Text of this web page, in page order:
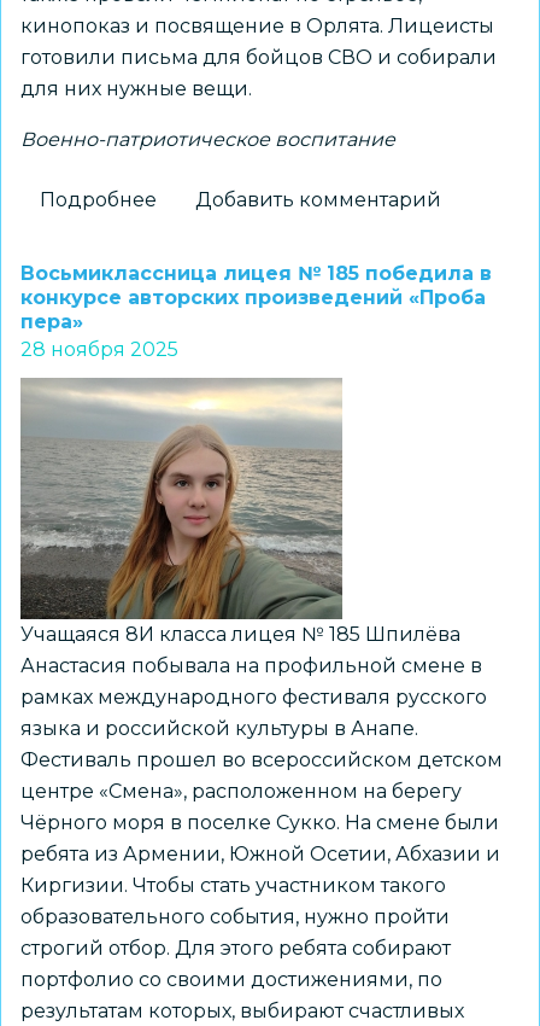
кинопоказ и посвящение в Орлята. Лицеисты
готовили письма для бойцов СВО и собирали
для них нужные вещи.
Военно-патриотическое воспитание
Подробнее
в
прошла
в
Новосибирском
городском
педагогическом
лицее
им.
А.С
Пушкина
Добавить комментарий
Восьмиклассница лицея № 185 победила в
конкурсе авторских произведений «Проба
пера»
28 ноября 2025
Учащаяся 8И класса лицея № 185 Шпилёва
Анастасия побывала на профильной смене в
рамках международного фестиваля русского
языка и российской культуры в Анапе.
Фестиваль прошел во всероссийском детском
центре «Смена», расположенном на берегу
Чёрного моря в поселке Сукко. На смене были
ребята из Армении, Южной Осетии, Абхазии и
Киргизии. Чтобы стать участником такого
образовательного события, нужно пройти
строгий отбор. Для этого ребята собирают
портфолио со своими достижениями, по
результатам которых, выбирают счастливых